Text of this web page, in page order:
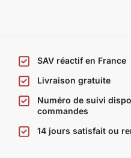
SAV réactif en France
Livraison gratuite
Numéro de suivi
commandes
14 jours satisfait ou